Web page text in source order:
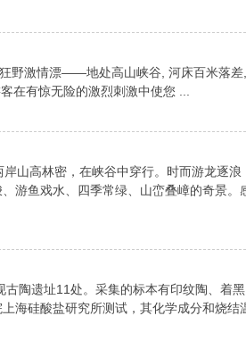
野激情漂——地处高山峡谷, 河床百米落差,
在有惊无险的激烈刺激中使您 ...
山高林密，在峡谷中穿行。时而游龙逐浪
游鱼戏水、四季常绿、山峦叠嶂的奇景。
陶遗址11处。采集的标本有印纹陶、着黑
海硅酸盐研究所测试，其化学成分和烧结